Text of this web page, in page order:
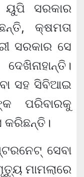
ୟୁପି ସରକାର
କ୍ଷମତା
ସରକାର ସେ
ସହ ସିବିଆଇ
ପରିବାରକୁ
କରିଛନ୍ତି।
ସେବା
ମାମଲାରେ